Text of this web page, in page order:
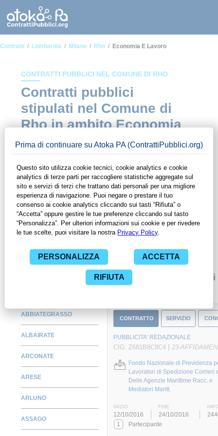
Contratti Lombardia Milano Rho Economia E Lavoro
CONTRATTI PUBBLICI NEL COMUNE DI RHO
Contratti pubblici
stipulati nel Comune di
Rho in ambito Economia
e lavoro
In questa sezione del sito di ContrattiPubblici.org potrai avere
ad alcuni dei contratti presenti nella piattaforma stipulati
all'interno del Comune di Rho in ambito Economia e lavoro.
Grazie alle funzionalità di ContrattiPubblici.org potrai
monitorare la scadenza dei contratti pubblici di tuo interesse e
programmare la tua attività commerciale con le Pubbliche
Amministrazioni con largo anticipo. Il servizio di
ContrattiPubblici.org offre agli utenti 7 giorni di prova gratuiti
per avere l'opportunità di conoscere e consultare tutti i dati
inerenti ai contratti stipulati da una specifica PA, compresi gli
Monitora alcuni
ABBIATEGRASSO
ALBAIRATE
ARCONATE
ARESE
ARLUNO
ASSAGO
CONTRATTO SERVIZIO
PUBBLICITA' REDAZIONALE
CIG: Z681B8C8C4 | 23-
Fondo Nazionale di Previdenza
Lavoratori di Spedizione Corrieri
Delle Agenzie Marittime Racc. e
Mediatori Maritt.
INIZIO FINE
12/10/2016 24/10/2016
1
Partecipante